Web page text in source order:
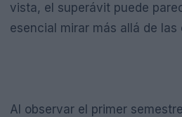
vista, el superávit puede
esencial mirar más allá de
Al observar el primer